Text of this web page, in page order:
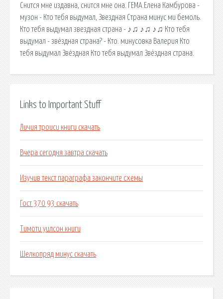
Снится мне издавна, снится мне она. ГЕМА.Елена Камбурова -
музон - Кто тебя выдумал, Звездная Страна минус ми бемоль.
Кто тебя выдумал звездная страна - ♪♫ ♪♫ ♪♫ Кто тебя
выдумал - звёздная страна? - Кто. минусовка Валерия Кто
тебя выдумал Звёздная Кто тебя выдумал Звёздная страна.
Links to Important Stuff
Личия троиси книги скачать
Вчера сегодня завтра скачать
Изучив текст параграфа закончите схемы
Гост 370 93 скачать
Тимоти уилсон книги
Шелкопряд минус скачать